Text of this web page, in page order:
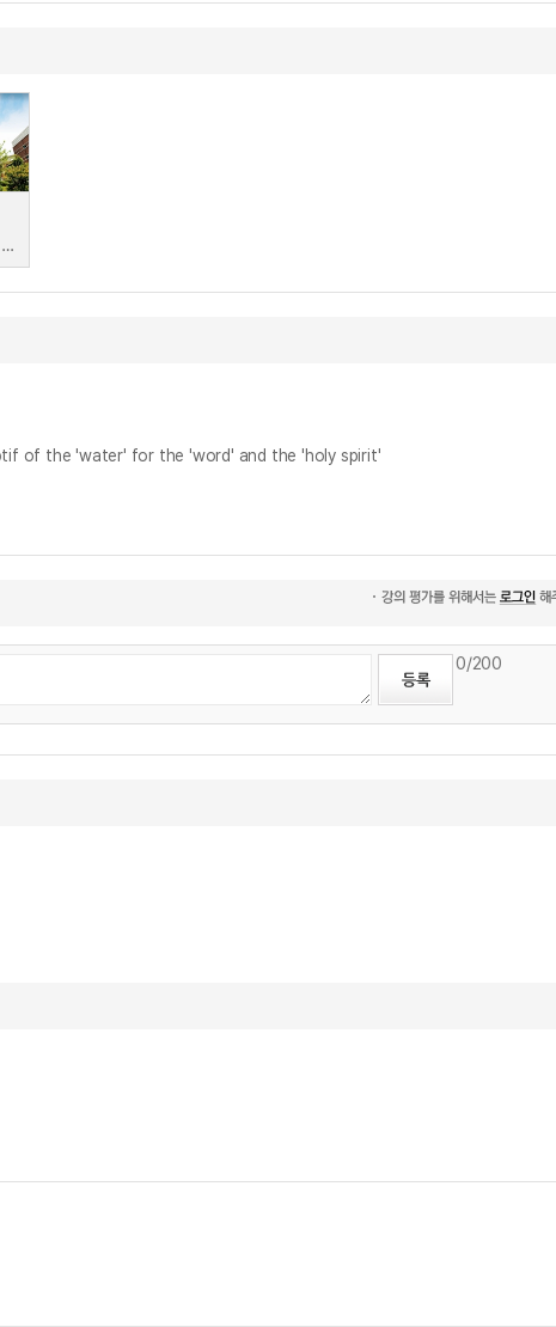
장로회신학대학교 | 배정훈, 오방식, 이상억, 최진봉, 신형섭, 고원석, 장신근, 이병옥, 남성현, 박보경, 이한나, 김신웅, 이상일, 이창호, 고재길, 김은혜, 신옥수, 송용원, 김도훈, 박경수, 최영근, 서원모, 김태섭, 김철홍, 김문경, 이은우, 하경택
motif of the 'water' for the 'word' and the 'holy spirit'
0/200